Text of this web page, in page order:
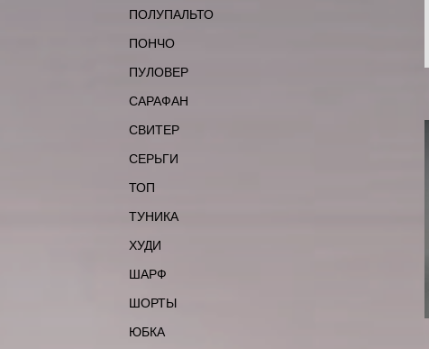
ПОЛУПАЛЬТО
ПОНЧО
ПУЛОВЕР
САРАФАН
СВИТЕР
СЕРЬГИ
ТОП
ТУНИКА
ХУДИ
ШАРФ
ШОРТЫ
ЮБКА